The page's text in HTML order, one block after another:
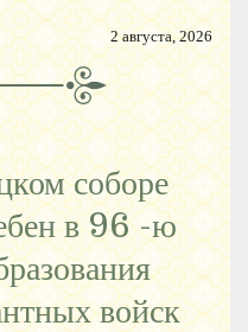
2 августа, 2026
соборе
в 96 -ю
войск